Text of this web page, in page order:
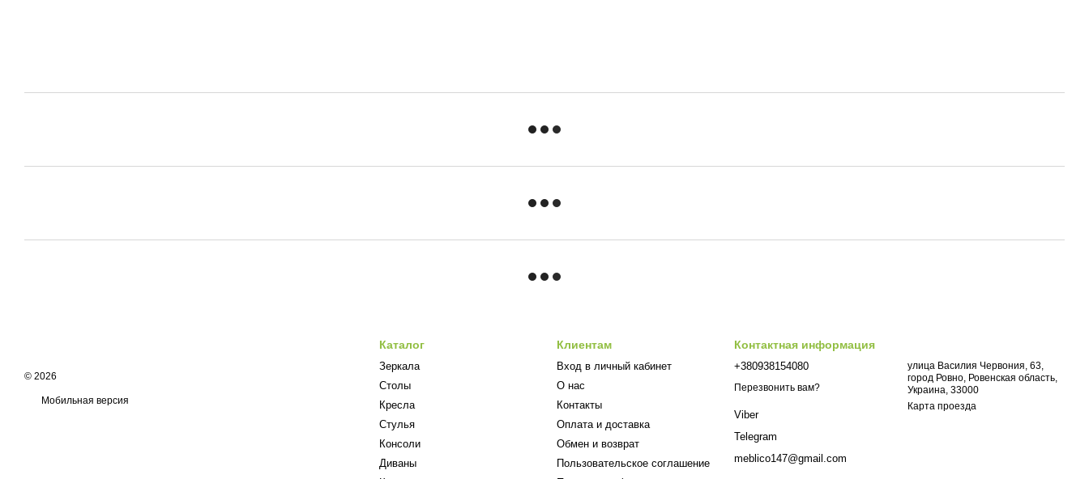
© 2026
Мобильная версия
Каталог
Зеркала
Столы
Кресла
Стулья
Консоли
Диваны
Клиентам
Вход в личный кабинет
О нас
Контакты
Оплата и доставка
Обмен и возврат
Пользовательское соглашение
Контактная информация
+380938154080
Перезвонить вам?
Viber
Telegram
meblico147@gmail.com
улица Василия Червония, 63,
город Ровно, Ровенская область,
Украина, 33000
Карта проезда